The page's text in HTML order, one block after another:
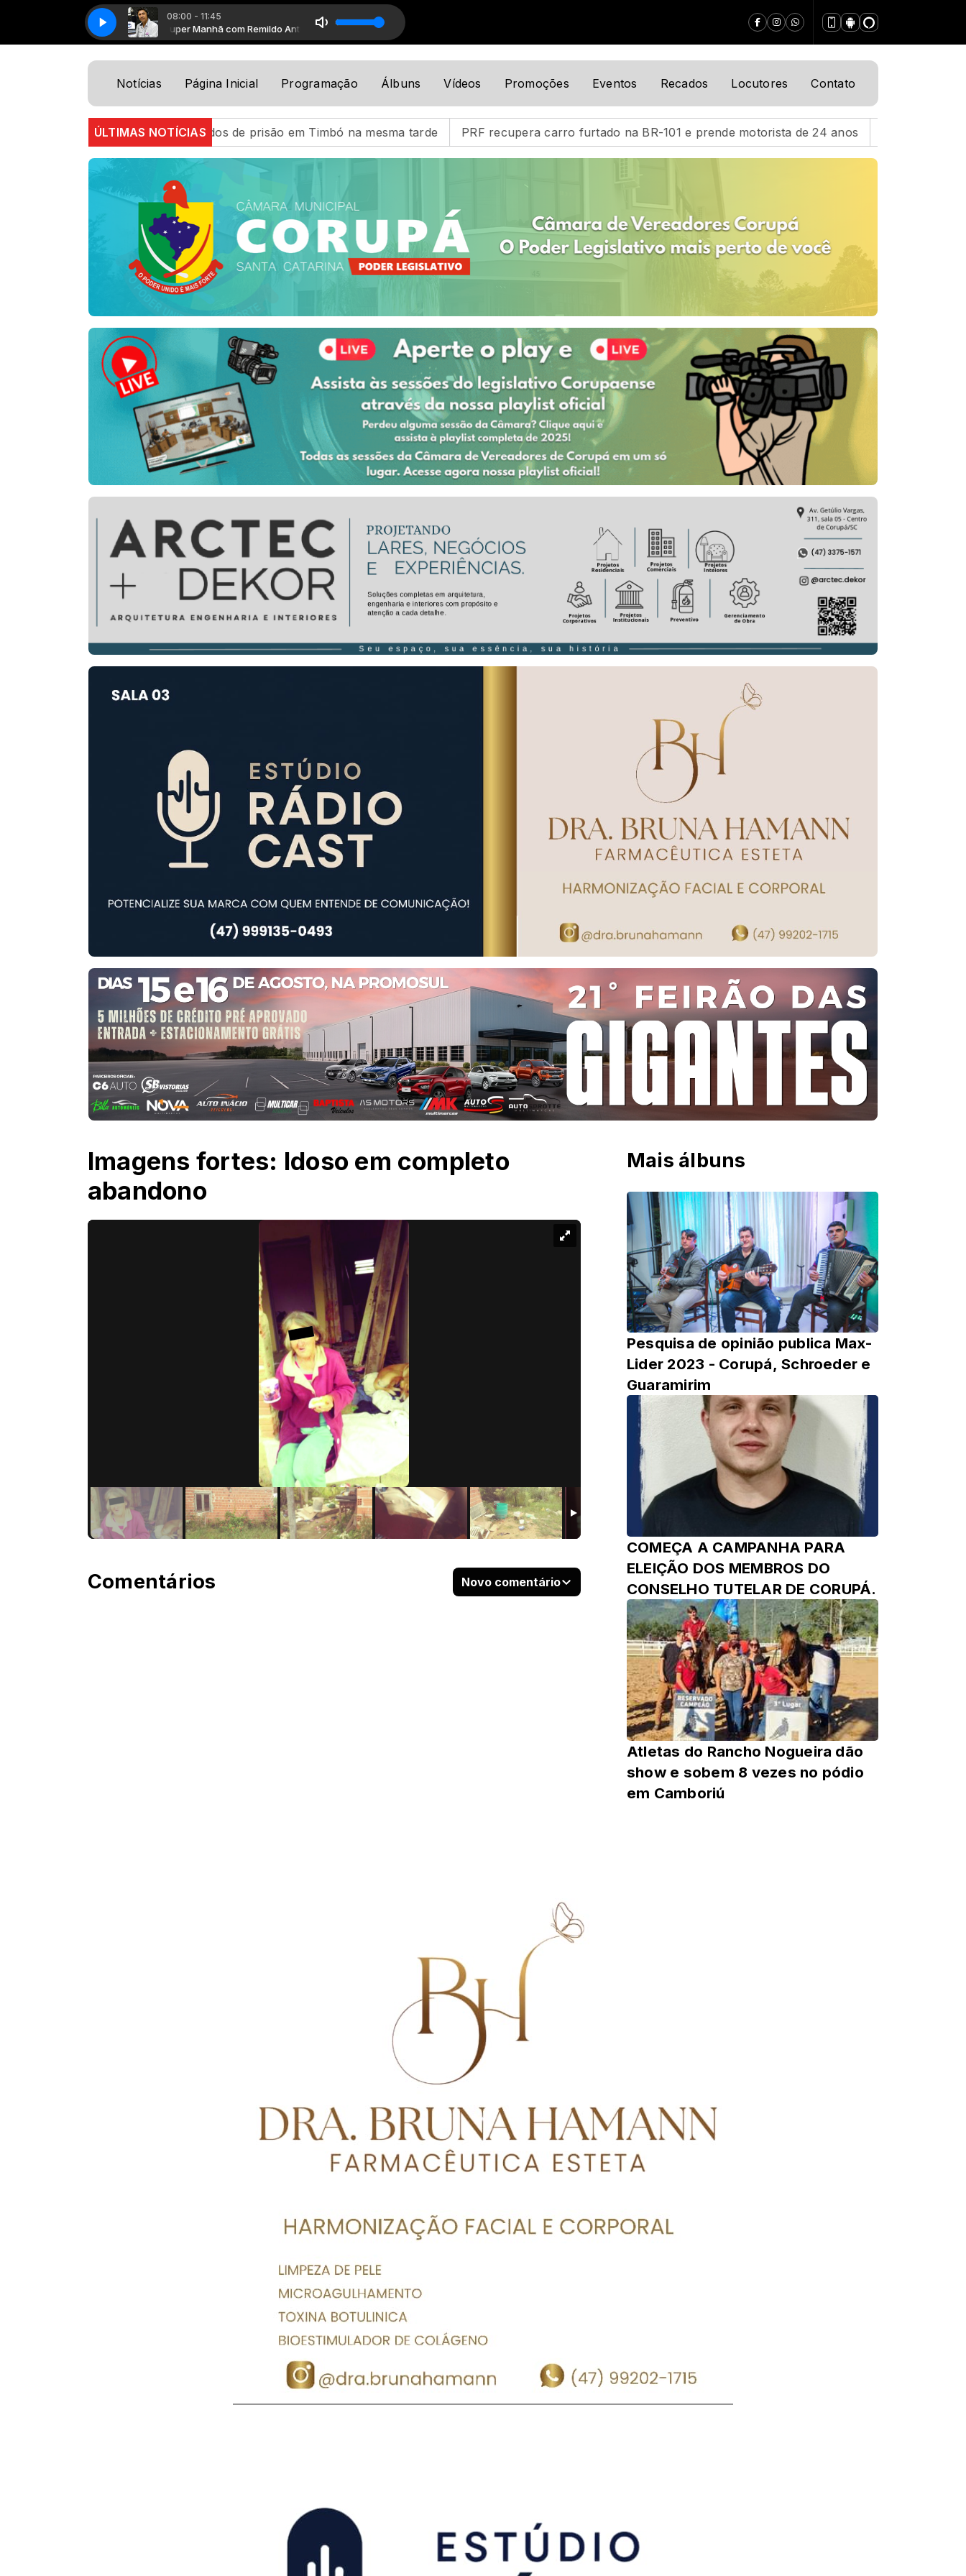
08:00 - 11:45
Super Manhã com Remildo AntunesSuper Manhã com Remildo Antunes
Notícias Página Inicial Programação Álbuns Vídeos Promoções Eventos Recados Locutores Contato
ÚLTIMAS NOTÍCIAS
mandados de prisão em Timbó na mesma tarde PRF recupera carro furtado na BR-101 e prende motorista de 24 anos Acidente na BR-101 deixa motociclista
Imagens fortes: Idoso em completo
abandono
Mais álbuns
Pesquisa de opinião publica Max-
Lider 2023 - Corupá, Schroeder e
Guaramirim
COMEÇA A CAMPANHA PARA
ELEIÇÃO DOS MEMBROS DO
CONSELHO TUTELAR DE CORUPÁ.
Atletas do Rancho Nogueira dão
show e sobem 8 vezes no pódio
em Camboriú
Comentários Novo comentário